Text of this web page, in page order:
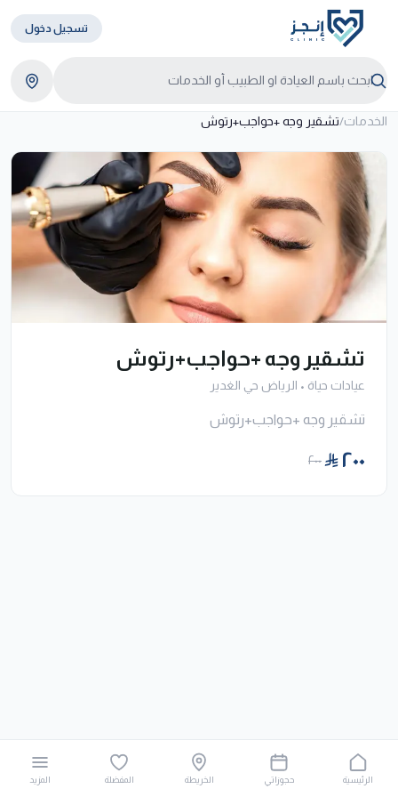
تسجيل دخول
الخدمات/تشقير وجه +حواجب+رتوش
تشقير وجه +حواجب+رتوش
عيادات حياة • الرياض حي الغدير
تشقير وجه +حواجب+رتوش
٢٠٠ ٢٠٠
الرئيسية حجوزاتي الخريطة المفضلة المزيد